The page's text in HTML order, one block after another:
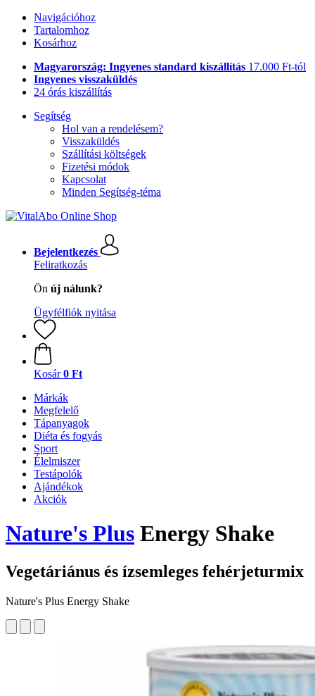
Navigációhoz
Tartalomhoz
Kosárhoz
Magyarország: Ingyenes standard kiszállítás 17.000 Ft-tól
Ingyenes visszaküldés
24 órás kiszállítás
Segítség
Hol van a rendelésem?
Visszaküldés
Szállítási költségek
Fizetési módok
Kapcsolat
Minden Segítség-téma
Bejelentkezés
Feliratkozás
Ön új nálunk?
Ügyfélfiók nyitása
Kosár 0 Ft
Márkák
Megfelelő
Tápanyagok
Diéta és fogyás
Sport
Élelmiszer
Testápolók
Ajándékok
Akciók
Nature's Plus Energy Shake
Vegetáriánus és ízsemleges fehérjeturmix
Nature's Plus Energy Shake